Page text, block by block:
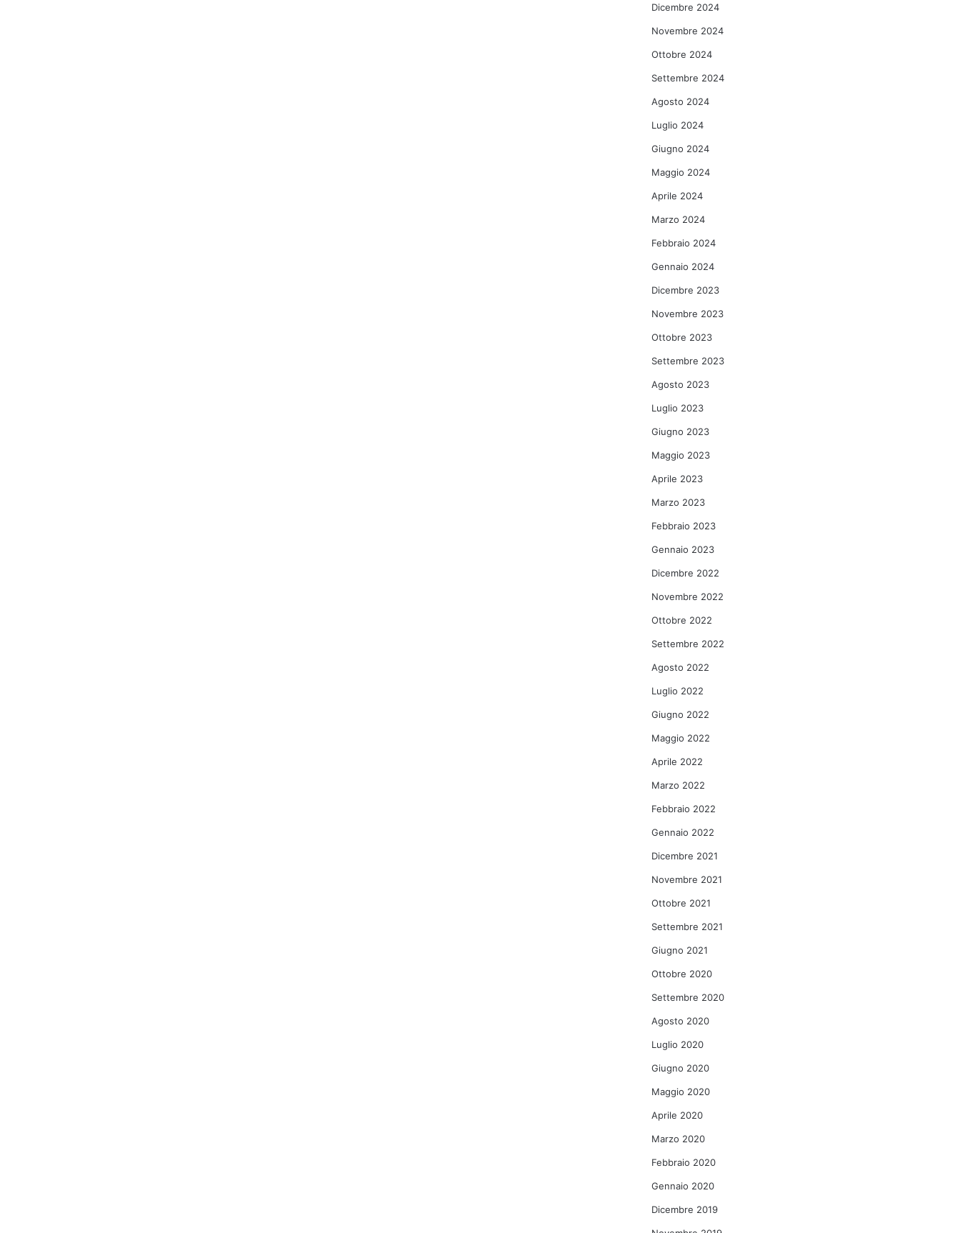
Dicembre 2024
Novembre 2024
Ottobre 2024
Settembre 2024
Agosto 2024
Luglio 2024
Giugno 2024
Maggio 2024
Aprile 2024
Marzo 2024
Febbraio 2024
Gennaio 2024
Dicembre 2023
Novembre 2023
Ottobre 2023
Settembre 2023
Agosto 2023
Luglio 2023
Giugno 2023
Maggio 2023
Aprile 2023
Marzo 2023
Febbraio 2023
Gennaio 2023
Dicembre 2022
Novembre 2022
Ottobre 2022
Settembre 2022
Agosto 2022
Luglio 2022
Giugno 2022
Maggio 2022
Aprile 2022
Marzo 2022
Febbraio 2022
Gennaio 2022
Dicembre 2021
Novembre 2021
Ottobre 2021
Settembre 2021
Giugno 2021
Ottobre 2020
Settembre 2020
Agosto 2020
Luglio 2020
Giugno 2020
Maggio 2020
Aprile 2020
Marzo 2020
Febbraio 2020
Gennaio 2020
Dicembre 2019